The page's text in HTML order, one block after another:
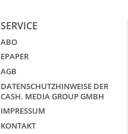
SERVICE
ABO
EPAPER
AGB
DATENSCHUTZHINWEISE DER
CASH. MEDIA GROUP GMBH
IMPRESSUM
KONTAKT